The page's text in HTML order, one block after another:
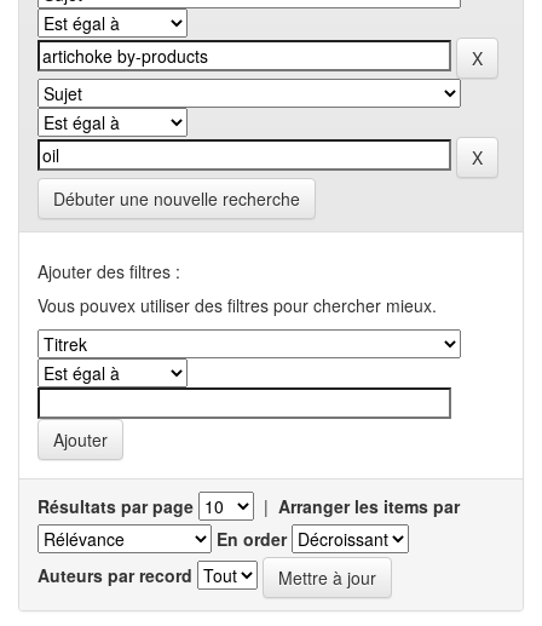
Débuter une nouvelle recherche
Ajouter des filtres :
Vous pouvex utiliser des filtres pour chercher mieux.
Résultats par page | Arranger les items par
En order
Auteurs par record